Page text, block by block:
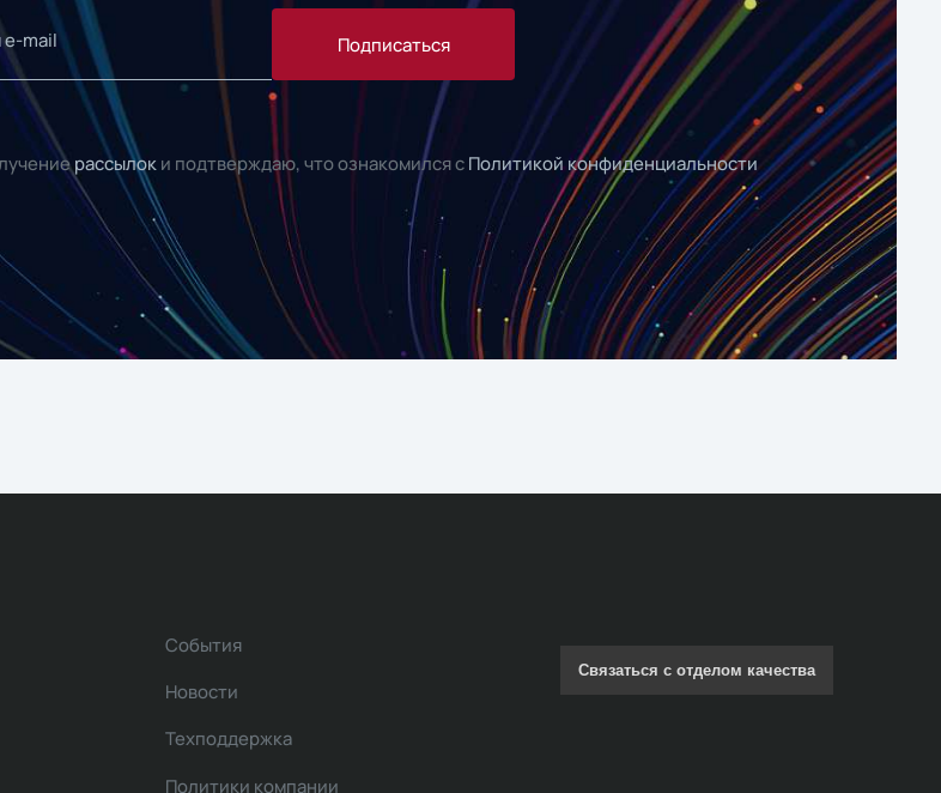
Подписаться
рассылок и подтверждаю, что ознакомился с Политикой конфиденциальности
События
Новости
Техподдержка
Политики компании
Связаться с отделом качества